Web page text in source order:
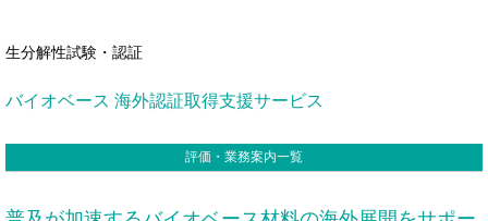
生分解性試験・認証
バイオベース 海外認証取得支援サービス
評価・業務案内一覧